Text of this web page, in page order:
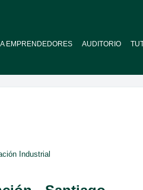
EMPRENDEDORES AUDITORIO
Industrial